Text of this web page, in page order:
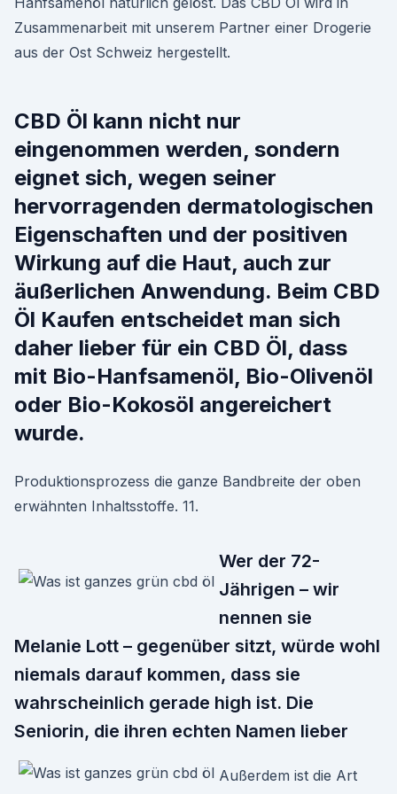
Zusammenarbeit mit unserem Partner einer Drogerie
aus der Ost Schweiz hergestellt.
CBD Öl kann nicht nur
eingenommen werden, sondern
eignet sich, wegen seiner
hervorragenden dermatologischen
Eigenschaften und der positiven
Wirkung auf die Haut, auch zur
äußerlichen Anwendung. Beim CBD
Öl Kaufen entscheidet man sich
daher lieber für ein CBD Öl, dass
mit Bio-Hanfsamenöl, Bio-Olivenöl
oder Bio-Kokosöl angereichert
wurde.
Produktionsprozess die ganze Bandbreite der oben
erwähnten Inhaltsstoffe. 11.
Wer der 72-
Jährigen – wir
nennen sie
Melanie Lott – gegenüber sitzt, würde wohl
niemals darauf kommen, dass sie
wahrscheinlich gerade high ist. Die
Seniorin, die ihren echten Namen lieber
Außerdem ist die Art